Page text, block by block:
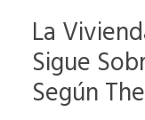
La
Sigue
Según